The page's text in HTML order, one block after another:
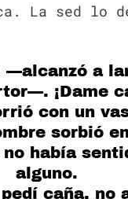
La sed lo
—alcanzó a
¡Dame
con un
sorbió
había
alguno.
caña, no